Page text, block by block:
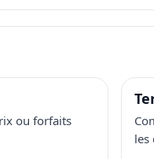
ou forfaits
les